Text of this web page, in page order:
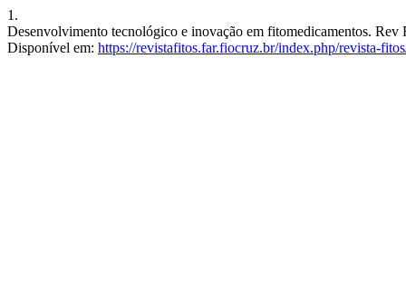
1.
Desenvolvimento tecnológico e inovação em fitomedicamentos.
Disponível em: https://revistafitos.far.fiocruz.br/index.php/revista-